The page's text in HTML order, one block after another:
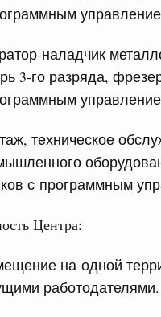
наладчик
3-го разряда,
техническое
с программным
Центра:
на одной
работодателями.
перевозок,
союз.
участие во
с главами
совета
Вчера
промышленной политики
заседание